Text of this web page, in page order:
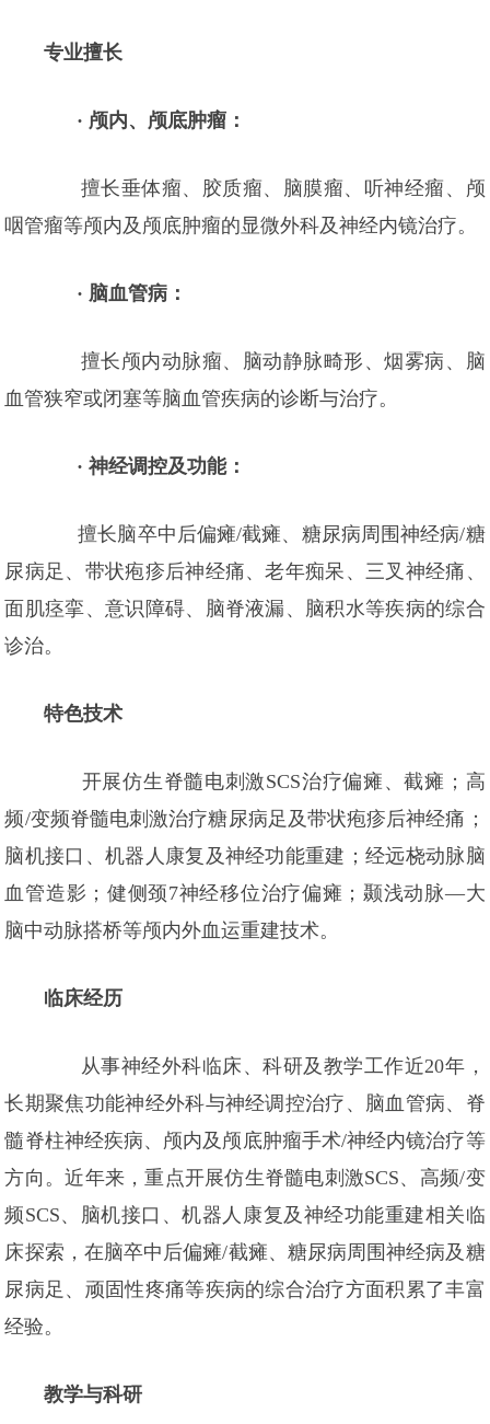
专业擅长
· 颅内、颅底肿瘤：
擅长垂体瘤、胶质瘤、脑膜瘤、听神经瘤、颅
咽管瘤等颅内及颅底肿瘤的显微外科及神经内镜治疗。
· 脑血管病：
擅长颅内动脉瘤、脑动静脉畸形、烟雾病、脑
血管狭窄或闭塞等脑血管疾病的诊断与治疗。
· 神经调控及功能：
擅长脑卒中后偏瘫/截瘫、糖尿病周围神经病/糖
尿病足、带状疱疹后神经痛、老年痴呆、三叉神经痛、
面肌痉挛、意识障碍、脑脊液漏、脑积水等疾病的综合
诊治。
特色技术
开展仿生脊髓电刺激SCS治疗偏瘫、截瘫；高
频/变频脊髓电刺激治疗糖尿病足及带状疱疹后神经痛；
脑机接口、机器人康复及神经功能重建；经远桡动脉脑
血管造影；健侧颈7神经移位治疗偏瘫；颞浅动脉—大
脑中动脉搭桥等颅内外血运重建技术。
临床经历
从事神经外科临床、科研及教学工作近20年，
长期聚焦功能神经外科与神经调控治疗、脑血管病、脊
髓脊柱神经疾病、颅内及颅底肿瘤手术/神经内镜治疗等
方向。近年来，重点开展仿生脊髓电刺激SCS、高频/变
频SCS、脑机接口、机器人康复及神经功能重建相关临
床探索，在脑卒中后偏瘫/截瘫、糖尿病周围神经病及糖
尿病足、顽固性疼痛等疾病的综合治疗方面积累了丰富
经验。
教学与科研